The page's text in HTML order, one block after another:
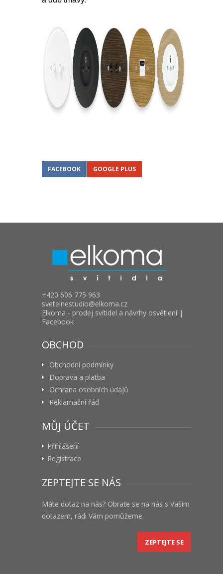
FACEBOOK GOOGLE PLUS
+420 606 775 963
svetelnestudio
elkoma.cz
Elkoma - prodej svítidel a návrhy osvětlení |
Facebook
OBCHOD
Obchodní podmínky
Doprava a platba
Ochrana osobních údajů
Reklamační řád
MŮJ ÚČET
Přihlášení
Registrace
ZEPTEJTE SE NÁS
Máte dotaz na nás? Obraťe se na nás s Vaším
dotazem, rádi Vám pomůžeme.
ZEPTEJTE SE